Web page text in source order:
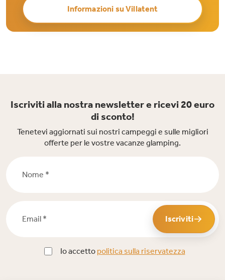
Informazioni su Villatent
Iscriviti alla nostra newsletter e ricevi 20 euro
di sconto!
Tenetevi aggiornati sui nostri campeggi e sulle migliori
offerte per le vostre vacanze glamping.
Iscriviti
Io accetto politica sulla riservatezza